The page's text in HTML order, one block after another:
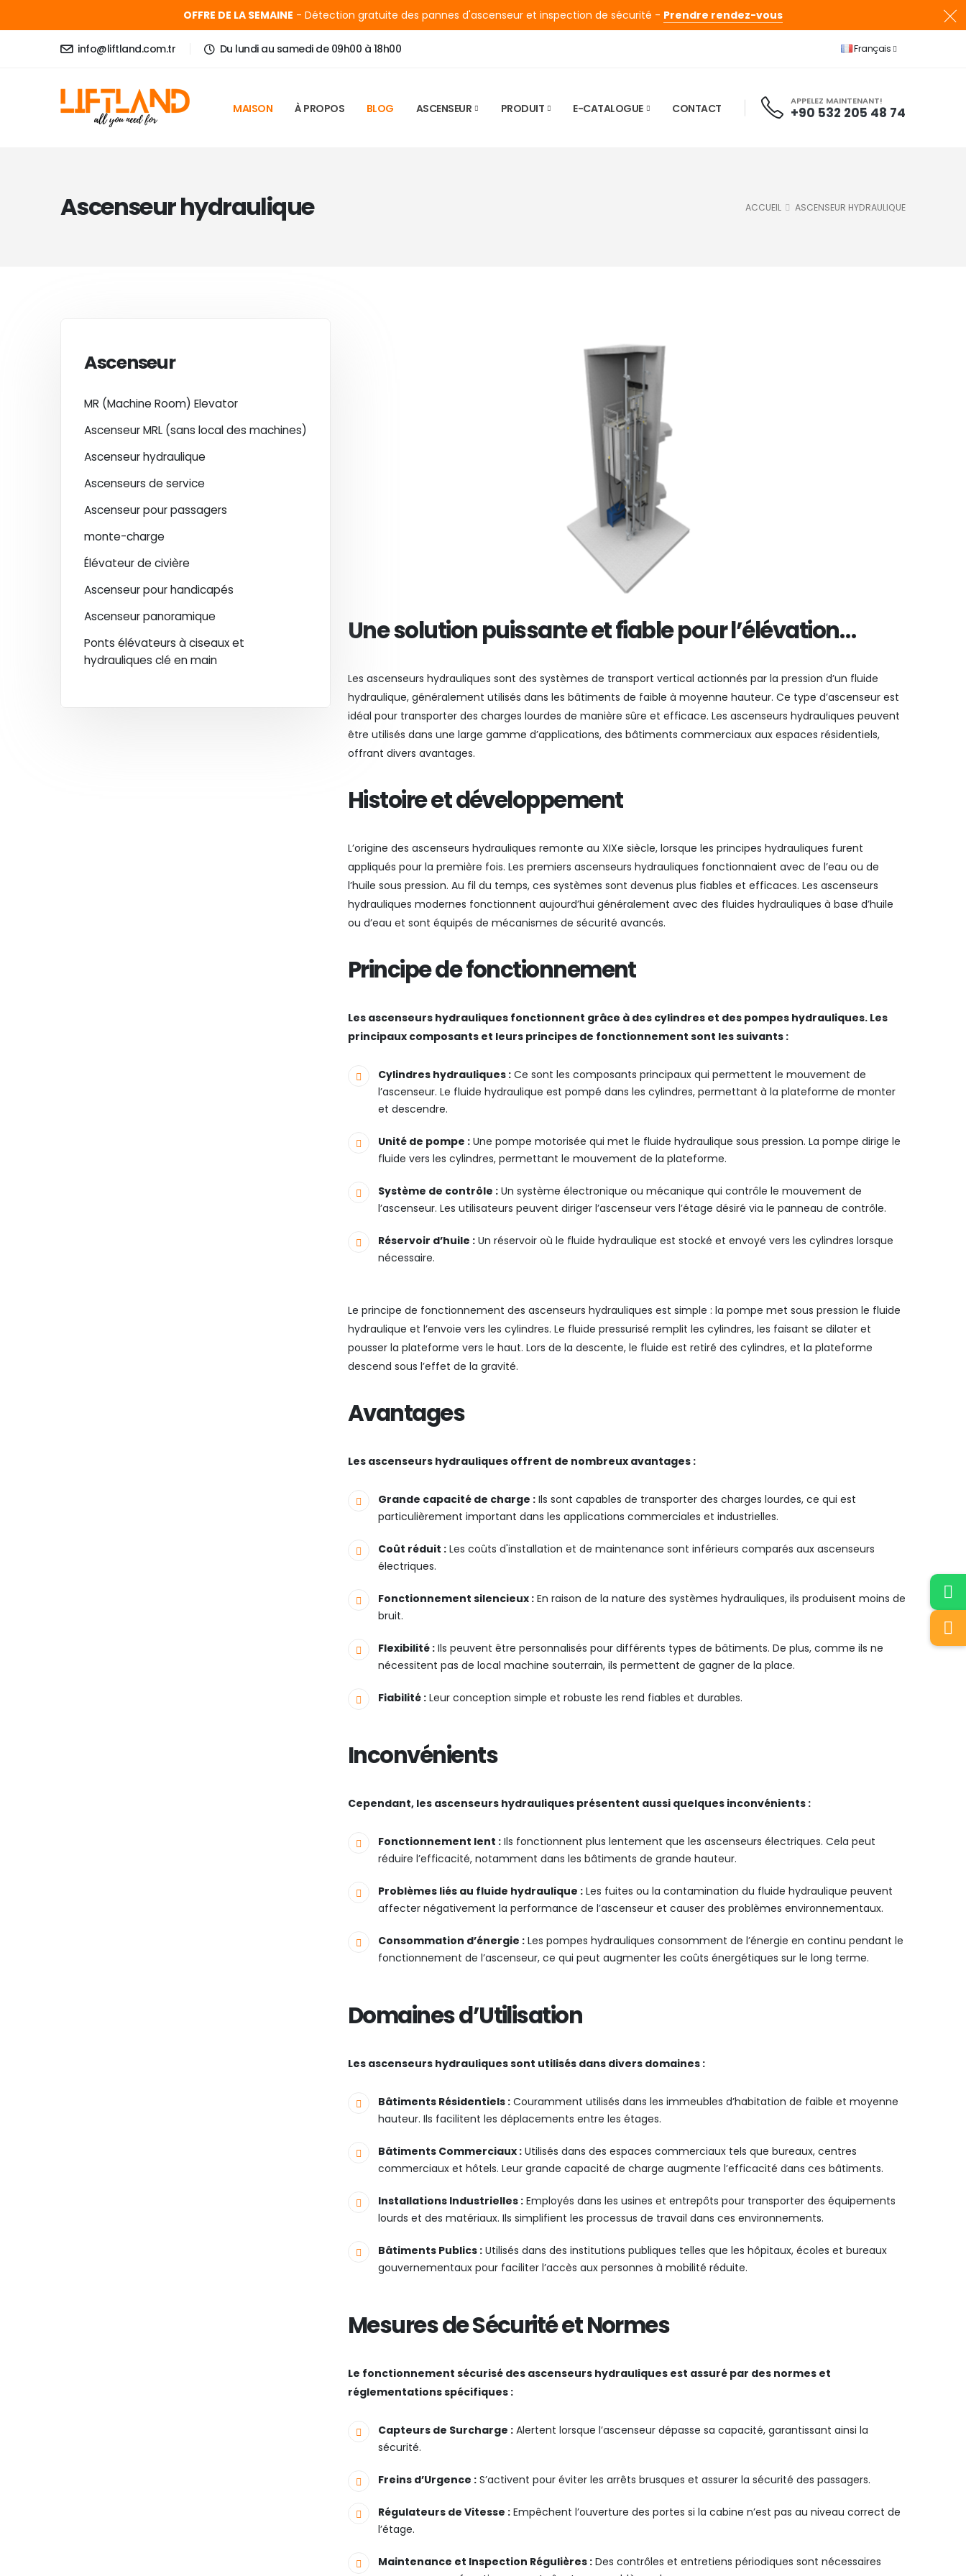
OFFRE DE LA SEMAINE - Détection gratuite des pannes d'ascenseur et inspection de sécurité - Prendre rendez-vous
info@liftland.com.tr Du lundi au samedi de 09h00 à 18h00 Français
MAISON À PROPOS BLOG ASCENSEUR PRODUIT E-CATALOGUE CONTACT
APPELEZ MAINTENANT!
+90 532 205 48 74
Ascenseur hydraulique ACCUEIL ASCENSEUR HYDRAULIQUE
Une solution puissante et fiable pour l’élévation…
Les ascenseurs hydrauliques sont des systèmes de transport vertical actionnés par la pression d’un fluide
hydraulique, généralement utilisés dans les bâtiments de faible à moyenne hauteur. Ce type d’ascenseur est
idéal pour transporter des charges lourdes de manière sûre et efficace. Les ascenseurs hydrauliques peuvent
être utilisés dans une large gamme d’applications, des bâtiments commerciaux aux espaces résidentiels,
offrant divers avantages.
Histoire et développement
L’origine des ascenseurs hydrauliques remonte au XIXe siècle, lorsque les principes hydrauliques furent
appliqués pour la première fois. Les premiers ascenseurs hydrauliques fonctionnaient avec de l’eau ou de
l’huile sous pression. Au fil du temps, ces systèmes sont devenus plus fiables et efficaces. Les ascenseurs
hydrauliques modernes fonctionnent aujourd’hui généralement avec des fluides hydrauliques à base d’huile
ou d’eau et sont équipés de mécanismes de sécurité avancés.
Principe de fonctionnement
Les ascenseurs hydrauliques fonctionnent grâce à des cylindres et des pompes hydrauliques. Les
principaux composants et leurs principes de fonctionnement sont les suivants :
Cylindres hydrauliques : Ce sont les composants principaux qui permettent le mouvement de
l’ascenseur. Le fluide hydraulique est pompé dans les cylindres, permettant à la plateforme de monter
et descendre.
Unité de pompe : Une pompe motorisée qui met le fluide hydraulique sous pression. La pompe dirige le
fluide vers les cylindres, permettant le mouvement de la plateforme.
Système de contrôle : Un système électronique ou mécanique qui contrôle le mouvement de
l’ascenseur. Les utilisateurs peuvent diriger l’ascenseur vers l’étage désiré via le panneau de contrôle.
Réservoir d’huile : Un réservoir où le fluide hydraulique est stocké et envoyé vers les cylindres lorsque
nécessaire.
Le principe de fonctionnement des ascenseurs hydrauliques est simple : la pompe met sous pression le fluide
hydraulique et l’envoie vers les cylindres. Le fluide pressurisé remplit les cylindres, les faisant se dilater et
pousser la plateforme vers le haut. Lors de la descente, le fluide est retiré des cylindres, et la plateforme
descend sous l’effet de la gravité.
Avantages
Les ascenseurs hydrauliques offrent de nombreux avantages :
Grande capacité de charge : Ils sont capables de transporter des charges lourdes, ce qui est
particulièrement important dans les applications commerciales et industrielles.
Coût réduit : Les coûts d'installation et de maintenance sont inférieurs comparés aux ascenseurs
électriques.
Fonctionnement silencieux : En raison de la nature des systèmes hydrauliques, ils produisent moins de
bruit.
Flexibilité : Ils peuvent être personnalisés pour différents types de bâtiments. De plus, comme ils ne
nécessitent pas de local machine souterrain, ils permettent de gagner de la place.
Fiabilité : Leur conception simple et robuste les rend fiables et durables.
Inconvénients
Cependant, les ascenseurs hydrauliques présentent aussi quelques inconvénients :
Fonctionnement lent : Ils fonctionnent plus lentement que les ascenseurs électriques. Cela peut
réduire l’efficacité, notamment dans les bâtiments de grande hauteur.
Problèmes liés au fluide hydraulique : Les fuites ou la contamination du fluide hydraulique peuvent
affecter négativement la performance de l’ascenseur et causer des problèmes environnementaux.
Consommation d’énergie : Les pompes hydrauliques consomment de l’énergie en continu pendant le
fonctionnement de l’ascenseur, ce qui peut augmenter les coûts énergétiques sur le long terme.
Domaines d’Utilisation
Les ascenseurs hydrauliques sont utilisés dans divers domaines :
Bâtiments Résidentiels : Couramment utilisés dans les immeubles d’habitation de faible et moyenne
hauteur. Ils facilitent les déplacements entre les étages.
Bâtiments Commerciaux : Utilisés dans des espaces commerciaux tels que bureaux, centres
commerciaux et hôtels. Leur grande capacité de charge augmente l’efficacité dans ces bâtiments.
Installations Industrielles : Employés dans les usines et entrepôts pour transporter des équipements
lourds et des matériaux. Ils simplifient les processus de travail dans ces environnements.
Bâtiments Publics : Utilisés dans des institutions publiques telles que les hôpitaux, écoles et bureaux
gouvernementaux pour faciliter l’accès aux personnes à mobilité réduite.
Mesures de Sécurité et Normes
Le fonctionnement sécurisé des ascenseurs hydrauliques est assuré par des normes et
réglementations spécifiques :
Capteurs de Surcharge : Alertent lorsque l’ascenseur dépasse sa capacité, garantissant ainsi la
sécurité.
Freins d’Urgence : S’activent pour éviter les arrêts brusques et assurer la sécurité des passagers.
Régulateurs de Vitesse : Empêchent l’ouverture des portes si la cabine n’est pas au niveau correct de
l’étage.
Maintenance et Inspection Régulières : Des contrôles et entretiens périodiques sont nécessaires
Ascenseur
MR (Machine Room) Elevator
Ascenseur MRL (sans local des machines)
Ascenseur hydraulique
Ascenseurs de service
Ascenseur pour passagers
monte-charge
Élévateur de civière
Ascenseur pour handicapés
Ascenseur panoramique
Ponts élévateurs à ciseaux et
hydrauliques clé en main